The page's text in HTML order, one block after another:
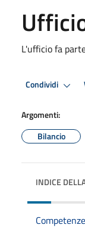
L'ufficio fa
Condividi
Argomenti:
Bilancio
INDICE
Competenze